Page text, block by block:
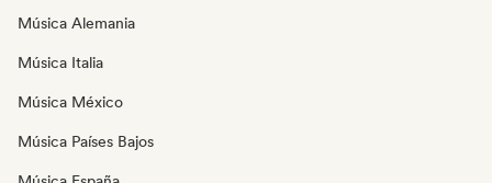
Música Alemania
Música Italia
Música México
Música Países Bajos